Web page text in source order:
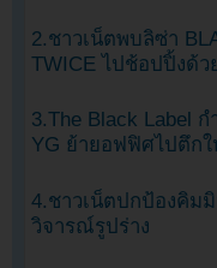
2.ชาวเน็ตพบลิซ่า
TWICE ไปช้อปปิ้งด้ว
3.The Black Label
YG ย้ายอฟฟิศไปตึก
4.ชาวเน็ตปกป้องคิม
วิจารณ์รูปร่าง